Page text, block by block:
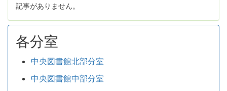
記事がありません。
各分室
中央図書館北部分室
中央図書館中部分室